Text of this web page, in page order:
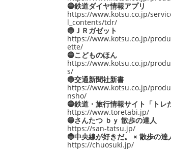
🔵鉄道ダイヤ情報アプリ
https://www.kotsu.co.jp/
l_contents/tdr/
🔵ＪＲガゼット
https://www.kotsu.co.jp/
ette/
🔵こどものほん
https://www.kotsu.co.jp/
s/
🔵交通新聞社新書
https://www.kotsu.co.jp/
nsho/
🔵鉄道・旅行情報サイト「トレ
https://www.toretabi.jp/
🔵さんたつ ｂｙ 散歩の達人
https://san-tatsu.jp/
🔵中央線が好きだ。 × 散歩の達
https://chuosuki.jp/